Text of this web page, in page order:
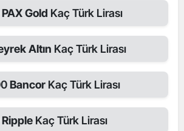
PAX Gold Kaç Türk Lirası
Altın Kaç Türk Lirası
Bancor Kaç Türk Lirası
Ripple Kaç Türk Lirası